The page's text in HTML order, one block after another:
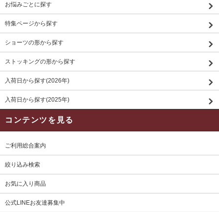
お悩みごとに探す
特集ページから探す
ショーツの形から探す
ストッキングの形から探す
入荷日から探す(2026年)
入荷日から探す(2025年)
コンテンツを見る
ご利用総合案内
絞り込み検索
お気に入り商品
公式LINEお友達募集中